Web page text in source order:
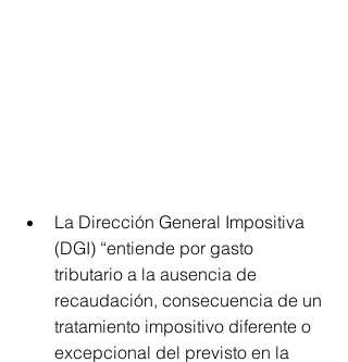
La Dirección General Impositiva
(DGI) “entiende por gasto
tributario a la ausencia de
recaudación, consecuencia de un
tratamiento impositivo diferente o
excepcional del previsto en la